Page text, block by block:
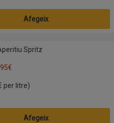
Afegeix
Spritz
per litre)
Afegeix